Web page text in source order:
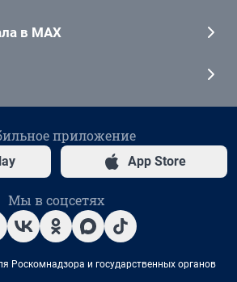
в MAX
приложение
App Store
Мы в соцсетях
Роскомнадзора и государственных органов